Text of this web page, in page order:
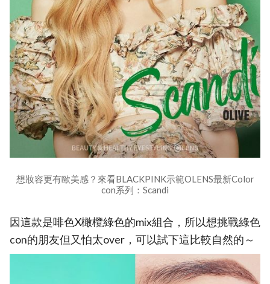
想妝容更有歐美感？來看BLACKPINK示範OLENS最新Color
con系列：Scandi
因這款是啡色X橄欖綠色的mix組合，所以想挑戰綠色
con的朋友但又怕太over，可以試下這比較自然的～